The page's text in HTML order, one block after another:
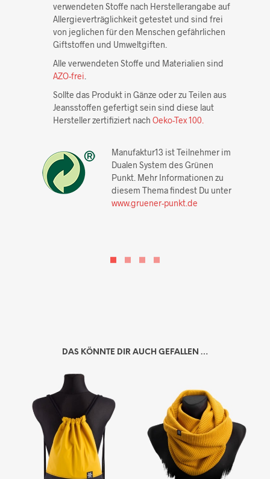
verwendeten Stoffe nach Herstellerangabe auf
Allergieverträglichkeit getestet und sind frei
von jeglichen für den Menschen gefährlichen
Giftstoffen und Umweltgiften.
Alle verwendeten Stoffe und Materialien sind
AZO-frei
Sollte das Produkt in Gänze oder zu Teilen aus
Jeansstoffen gefertigt sein sind diese laut
Hersteller zertifiziert nach Oeko-Tex 100.
Manufaktur13 ist Teilnehmer im
Dualen System des Grünen
Punkt. Mehr Informationen zu
diesem Thema findest Du unter
www.gruener-punkt.de
DAS KÖNNTE DIR AUCH GEFALLEN …